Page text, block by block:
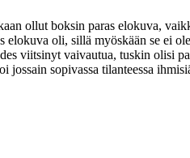
ollut boksin paras elokuva,
elokuva oli, sillä myöskään se ei
viitsinyt vaivautua, tuskin olisi
sopivassa tilanteessa